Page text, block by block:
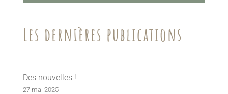
Les dernières publications
Des nouvelles !
27 mai 2025